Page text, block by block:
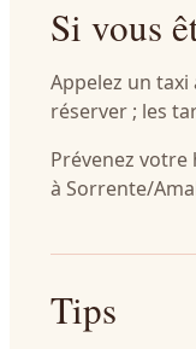
Si vous
Appelez un
réserver ; les
Prévenez
à Sorrente/
Tips